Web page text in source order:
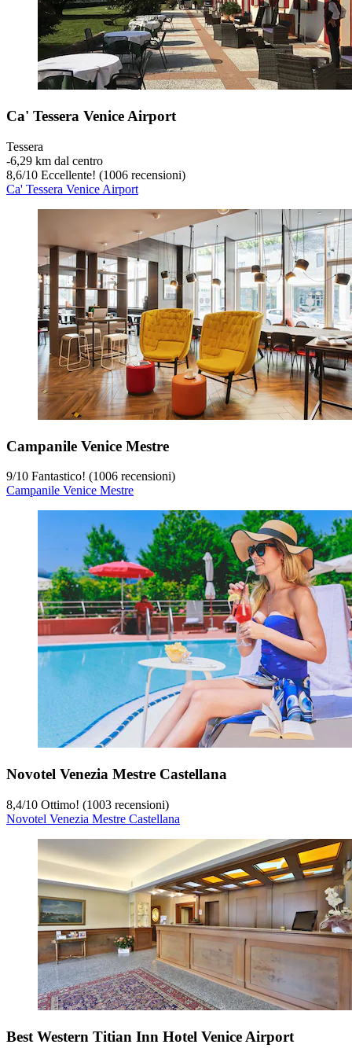
Ca' Tessera Venice Airport
Tessera
‐6,29 km dal centro
8,6/10 Eccellente! (1006 recensioni)
Ca' Tessera Venice Airport
Campanile Venice Mestre
9/10 Fantastico! (1006 recensioni)
Campanile Venice Mestre
Novotel Venezia Mestre Castellana
8,4/10 Ottimo! (1003 recensioni)
Novotel Venezia Mestre Castellana
Best Western Titian Inn Hotel Venice Airport